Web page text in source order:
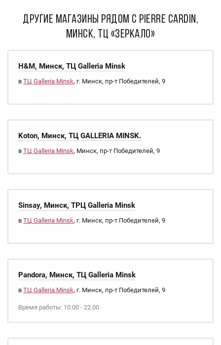
ДРУГИЕ МАГАЗИНЫ РЯДОМ С Pierre Cardin,
Минск, ТЦ «Зеркало»
H&M, Минск, ТЦ Galleria Minsk
в ТЦ Galleria Minsk, г. Минск, пр-т Победителей, 9
Koton, Минск, ТЦ GALLERIA MINSK.
в ТЦ Galleria Minsk, Минск, пр-т Победителей, 9
Sinsay, Минск, ТРЦ Galleria Minsk
в ТЦ Galleria Minsk, г. Минск, пр-т Победителей, 9
Pandora, Минск, ТЦ Galleria Minsk
в ТЦ Galleria Minsk, г. Минск, пр-т Победителей, 9
Время работы: 10.00 - 22.00